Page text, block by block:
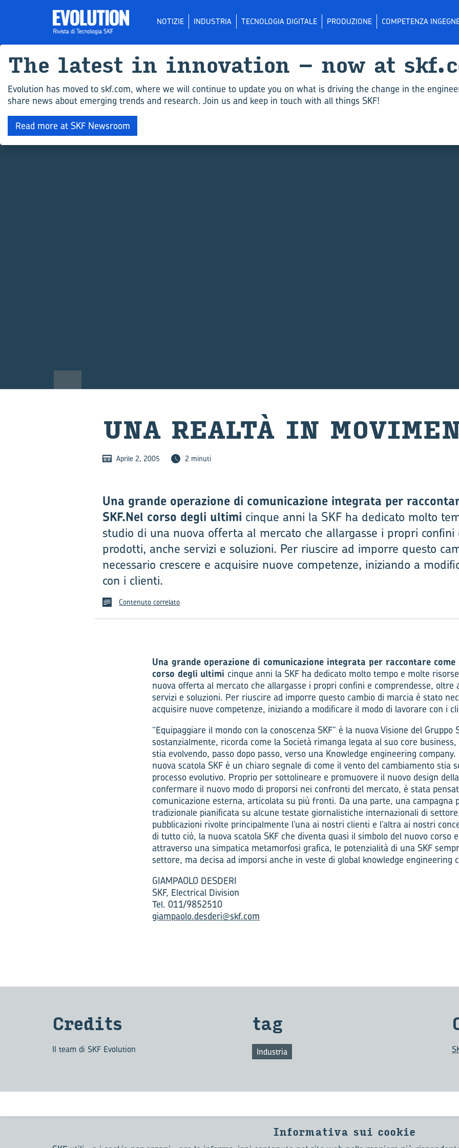
NOTIZIE INDUSTRIA TECNOLOGIA DIGITALE PRODUZIONE COMPETENZA
UNA REALTÀ IN
Aprile 2, 2005 2 minuti
Una grande operazione di comunicazione integrata per
SKF.Nel corso degli ultimi cinque anni la SKF ha dedicato molto
studio di una nuova offerta al mercato che allargasse i propri confini
prodotti, anche servizi e soluzioni. Per riuscire ad imporre questo
necessario crescere e acquisire nuove competenze, iniziando a
con i clienti.
Contenuto correlato
Una grande operazione di comunicazione integrata per raccontare come
corso degli ultimi cinque anni la SKF ha dedicato molto tempo e molte
nuova offerta al mercato che allargasse i propri confini e comprendesse, oltre
servizi e soluzioni. Per riuscire ad imporre questo cambio di marcia è stato
acquisire nuove competenze, iniziando a modificare il modo di lavorare con i
“Equipaggiare il mondo con la conoscenza SKF” è la nuova Visione del Gruppo
sostanzialmente, ricorda come la Società rimanga legata al suo core
stia evolvendo, passo dopo passo, verso una Knowledge engineering company.
nuova scatola SKF è un chiaro segnale di come il vento del cambiamento stia
processo evolutivo. Proprio per sottolineare e promuovere il nuovo design
confermare il nuovo modo di proporsi nei confronti del mercato, è stata
comunicazione esterna, articolata su più fronti. Da una parte, una campagna
tradizionale pianificata su alcune testate giornalistiche internazionali di
pubblicazioni rivolte principalmente l’una ai nostri clienti e l’altra ai nostri
di tutto ciò, la nuova scatola SKF che diventa quasi il simbolo del nuovo corso
attraverso una simpatica metamorfosi grafica, le potenzialità di una SKF
settore, ma decisa ad imporsi anche in veste di global knowledge engineering
GIAMPAOLO DESDERI
SKF, Electrical Division
Tel. 011/9852510
giampaolo.desderi@skf.com
Cre­di­ts
Il team di SKF Evolution
tag
Industria
The la­te­st in in­no­va­tion – now at
Evolution has moved to skf.com, where we will continue to update you on what is driving the change in the
share news about emerging trends and research. Join us and keep in touch with all things SKF!
Read more at SKF Newsroom
Informativa sui cookie